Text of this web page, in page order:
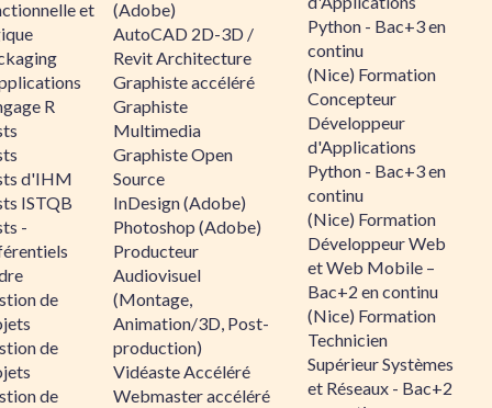
et
R
d'IHM
ISTQB
-
de
de
de
(Adobe)
AutoCAD 2D-3D /
Revit Architecture
Graphiste accéléré
Graphiste
Multimedia
Graphiste Open
Source
InDesign (Adobe)
Photoshop (Adobe)
Producteur
Audiovisuel
(Montage,
Animation/3D, Post-
production)
Vidéaste Accéléré
Webmaster accéléré
Python - Bac+3 en
continu
(Nice) Formation
Concepteur
Développeur
d'Applications
Python - Bac+3 en
continu
(Nice) Formation
Développeur Web
et Web Mobile –
Bac+2 en continu
(Nice) Formation
Technicien
Supérieur Systèmes
et Réseaux - Bac+2